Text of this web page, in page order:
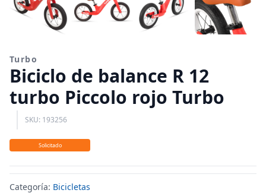
Turbo
Biciclo de balance R 12
turbo Piccolo rojo Turbo
SKU: 193256
Solicitado
Categoría: Bicicletas